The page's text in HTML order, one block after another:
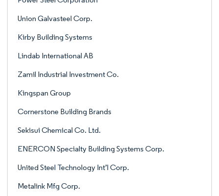
Union Galvasteel Corp.
Kirby Building Systems
Lindab International AB
Zamil Industrial Investment Co.
Kingspan Group
Cornerstone Building Brands
Sekisui Chemical Co. Ltd.
ENERCON Specialty Building Systems Corp.
United Steel Technology Int’l Corp.
Metalink Mfg Corp.